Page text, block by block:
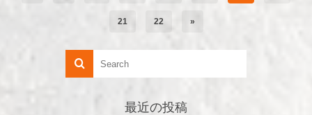
21 22 »
最近の投稿